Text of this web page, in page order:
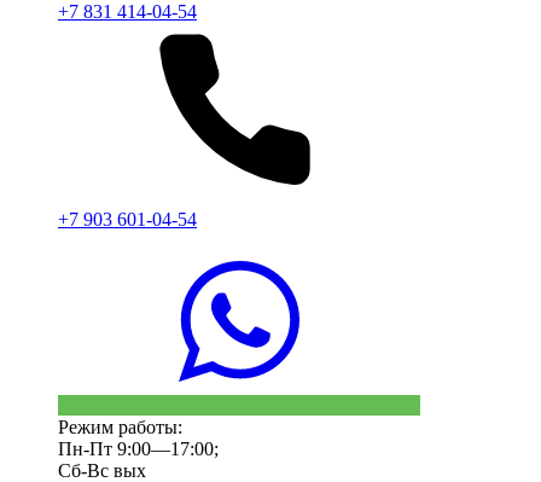
+7 831 414-04-54
+7 903 601-04-54
Режим работы:
Пн-Пт 9:00—17:00;
Сб-Вс вых